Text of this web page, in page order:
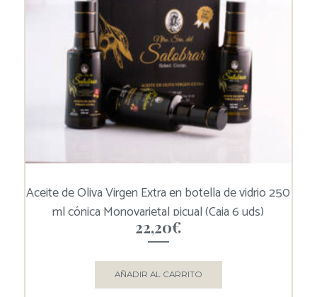
Aceite de Oliva Virgen Extra en botella de vidrio 250
ml cónica Monovarietal picual (Caja 6 uds)
22,20€
AÑADIR AL CARRITO